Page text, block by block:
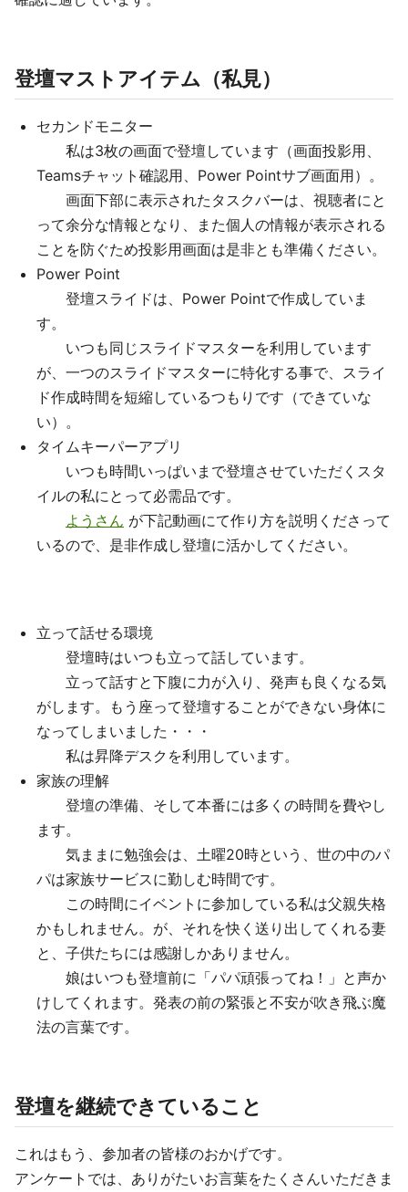
登壇マストアイテム（私見）
セカンドモニター
私は3枚の画面で登壇しています（画面投影用、
Teamsチャット確認用、Power Pointサブ画面用）。
画面下部に表示されたタスクバーは、視聴者にと
って余分な情報となり、また個人の情報が表示される
ことを防ぐため投影用画面は是非とも準備ください。
Power Point
登壇スライドは、Power Pointで作成していま
す。
いつも同じスライドマスターを利用しています
が、一つのスライドマスターに特化する事で、スライ
ド作成時間を短縮しているつもりです（できていな
い）。
タイムキーパーアプリ
いつも時間いっぱいまで登壇させていただくスタ
イルの私にとって必需品です。
ようさん が下記動画にて作り方を説明くださって
いるので、是非作成し登壇に活かしてください。
立って話せる環境
登壇時はいつも立って話しています。
立って話すと下腹に力が入り、発声も良くなる気
がします。もう座って登壇することができない身体に
なってしまいました・・・
私は昇降デスクを利用しています。
家族の理解
登壇の準備、そして本番には多くの時間を費やし
ます。
気ままに勉強会は、土曜20時という、世の中のパ
パは家族サービスに勤しむ時間です。
この時間にイベントに参加している私は父親失格
かもしれません。が、それを快く送り出してくれる妻
と、子供たちには感謝しかありません。
娘はいつも登壇前に「パパ頑張ってね！」と声か
けしてくれます。発表の前の緊張と不安が吹き飛ぶ魔
法の言葉です。
登壇を継続できていること
これはもう、参加者の皆様のおかげです。
アンケートでは、ありがたいお言葉をたくさんいただきま